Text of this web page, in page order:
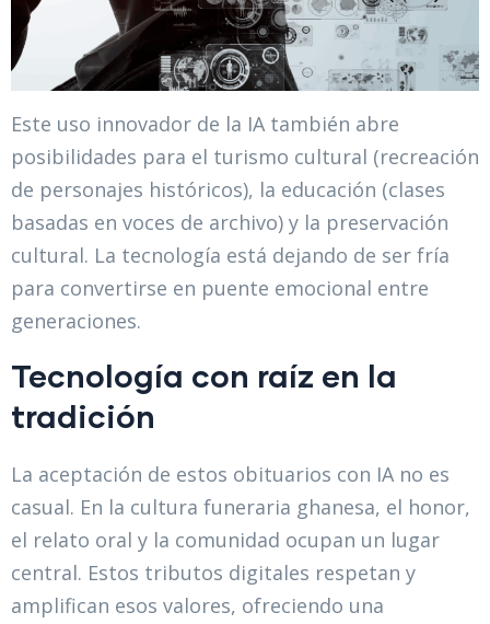
Este uso innovador de la IA también abre
posibilidades para el turismo cultural (recreación
de personajes históricos), la educación (clases
basadas en voces de archivo) y la preservación
cultural. La tecnología está dejando de ser fría
para convertirse en puente emocional entre
generaciones.
Tecnología con raíz en la
tradición
La aceptación de estos obituarios con IA no es
casual. En la cultura funeraria ghanesa, el honor,
el relato oral y la comunidad ocupan un lugar
central. Estos tributos digitales respetan y
amplifican esos valores, ofreciendo una